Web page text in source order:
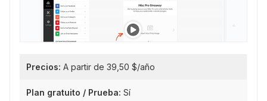
Precios: A partir de 39,50 $/año
Plan gratuito / Prueba: Sí